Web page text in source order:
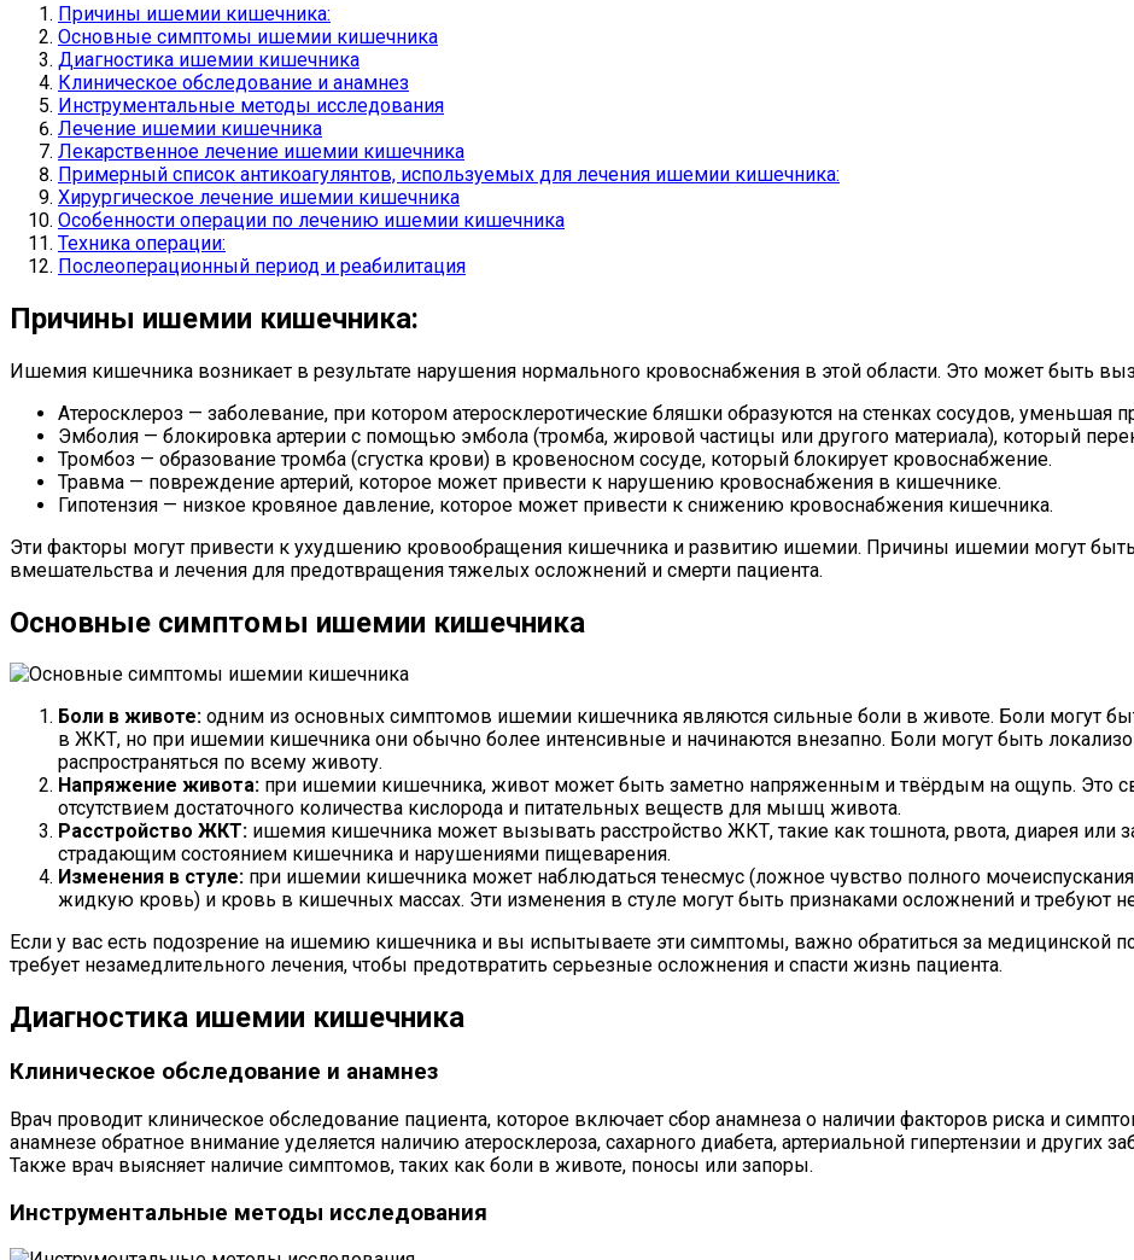
Причины ишемии кишечника:
Основные симптомы ишемии кишечника
Диагностика ишемии кишечника
Клиническое обследование и анамнез
Инструментальные методы исследования
Лечение ишемии кишечника
Лекарственное лечение ишемии кишечника
Примерный список антикоагулянтов, используемых для лечения ишемии кишечника:
Хирургическое лечение ишемии кишечника
Особенности операции по лечению ишемии кишечника
Техника операции:
Послеоперационный период и реабилитация
Причины ишемии кишечника:
Ишемия кишечника возникает в результате нарушения нормального кровоснабжения в этой области. Это может быть
Атеросклероз — заболевание, при котором атеросклеротические бляшки образуются на стенках сосудов, уменьшая
Эмболия — блокировка артерии с помощью эмбола (тромба, жировой частицы или другого материала), который
Тромбоз — образование тромба (сгустка крови) в кровеносном сосуде, который блокирует кровоснабжение.
Травма — повреждение артерий, которое может привести к нарушению кровоснабжения в кишечнике.
Гипотензия — низкое кровяное давление, которое может привести к снижению кровоснабжения кишечника.
Эти факторы могут привести к ухудшению кровообращения кишечника и развитию ишемии. Причины ишемии могут
вмешательства и лечения для предотвращения тяжелых осложнений и смерти пациента.
Основные симптомы ишемии кишечника
Боли в животе: одним из основных симптомов ишемии кишечника являются сильные боли в животе. Боли могут
в ЖКТ, но при ишемии кишечника они обычно более интенсивные и начинаются внезапно. Боли могут быть
распространяться по всему животу.
Напряжение живота: при ишемии кишечника, живот может быть заметно напряженным и твёрдым на ощупь. Это
отсутствием достаточного количества кислорода и питательных веществ для мышц живота.
Расстройство ЖКТ: ишемия кишечника может вызывать расстройство ЖКТ, такие как тошнота, рвота, диарея или
страдающим состоянием кишечника и нарушениями пищеварения.
Изменения в стуле: при ишемии кишечника может наблюдаться тенесмус (ложное чувство полного
жидкую кровь) и кровь в кишечных массах. Эти изменения в стуле могут быть признаками осложнений и требуют
Если у вас есть подозрение на ишемию кишечника и вы испытываете эти симптомы, важно обратиться за
требует незамедлительного лечения, чтобы предотвратить серьезные осложнения и спасти жизнь пациента.
Диагностика ишемии кишечника
Клиническое обследование и анамнез
Врач проводит клиническое обследование пациента, которое включает сбор анамнеза о наличии факторов риска и
анамнезе обратное внимание уделяется наличию атеросклероза, сахарного диабета, артериальной гипертензии и
Также врач выясняет наличие симптомов, таких как боли в животе, поносы или запоры.
Инструментальные методы исследования